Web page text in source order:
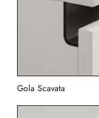
Gola Scavata